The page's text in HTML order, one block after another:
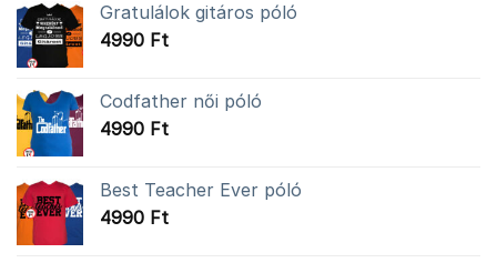
Gratulálok gitáros póló
4990 Ft
Codfather női póló
4990 Ft
Best Teacher Ever póló
4990 Ft